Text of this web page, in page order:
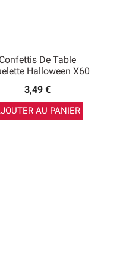
Confettis De Table
Halloween X60
3,49 €
AU PANIER